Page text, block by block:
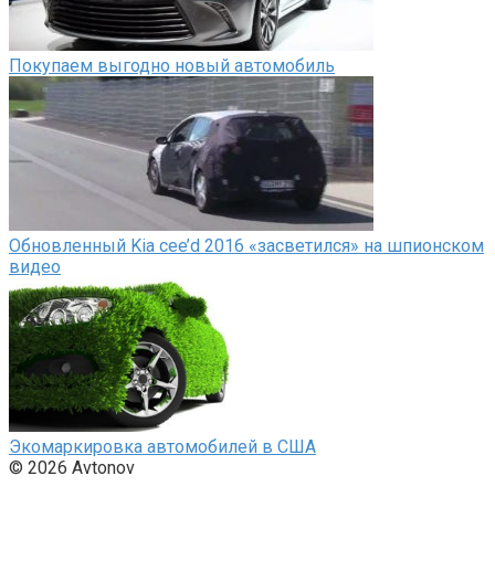
Покупаем выгодно новый автомобиль
Обновленный Kia cee’d 2016 «засветился» на шпионском
видео
Экомаркировка автомобилей в США
© 2026 Avtonov